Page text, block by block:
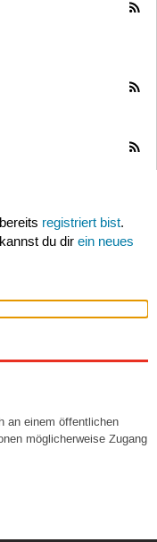
registriert bist.
du dir ein neues
an einem öffentlichen
möglicherweise Zugang